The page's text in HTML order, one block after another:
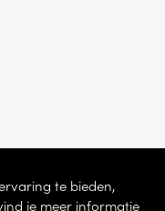
te bieden,
je meer informatie